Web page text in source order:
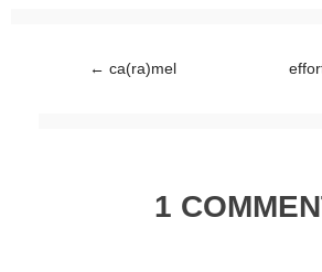
Post navigation
← ca(ra)mel
1